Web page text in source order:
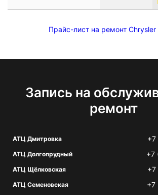
Прайс-лист на ремонт
Запись на
ремонт
АТЦ Дмитровка
АТЦ Долгопрудный +7
АТЦ Щёлковская +7
АТЦ Семеновская +7